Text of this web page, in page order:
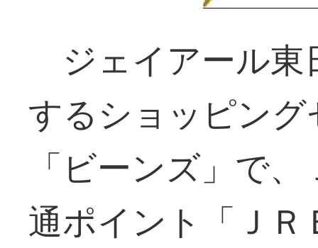
ジェイアール東
するショッピン
「ビーンズ」で
通ポイント「Ｊ